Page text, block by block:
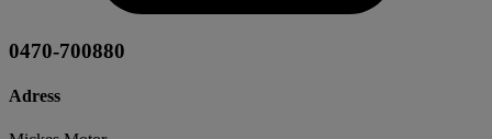
0470-700880
Adress